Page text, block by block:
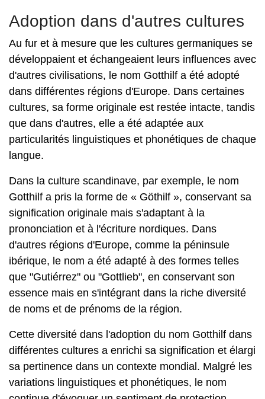
Adoption dans d'autres cultures
Au fur et à mesure que les cultures germaniques se
développaient et échangeaient leurs influences avec
d'autres civilisations, le nom Gotthilf a été adopté
dans différentes régions d'Europe. Dans certaines
cultures, sa forme originale est restée intacte, tandis
que dans d'autres, elle a été adaptée aux
particularités linguistiques et phonétiques de chaque
langue.
Dans la culture scandinave, par exemple, le nom
Gotthilf a pris la forme de « Göthilf », conservant sa
signification originale mais s'adaptant à la
prononciation et à l'écriture nordiques. Dans
d'autres régions d'Europe, comme la péninsule
ibérique, le nom a été adapté à des formes telles
que "Gutiérrez" ou "Gottlieb", en conservant son
essence mais en s'intégrant dans la riche diversité
de noms et de prénoms de la région.
Cette diversité dans l'adoption du nom Gotthilf dans
différentes cultures a enrichi sa signification et élargi
sa pertinence dans un contexte mondial. Malgré les
variations linguistiques et phonétiques, le nom